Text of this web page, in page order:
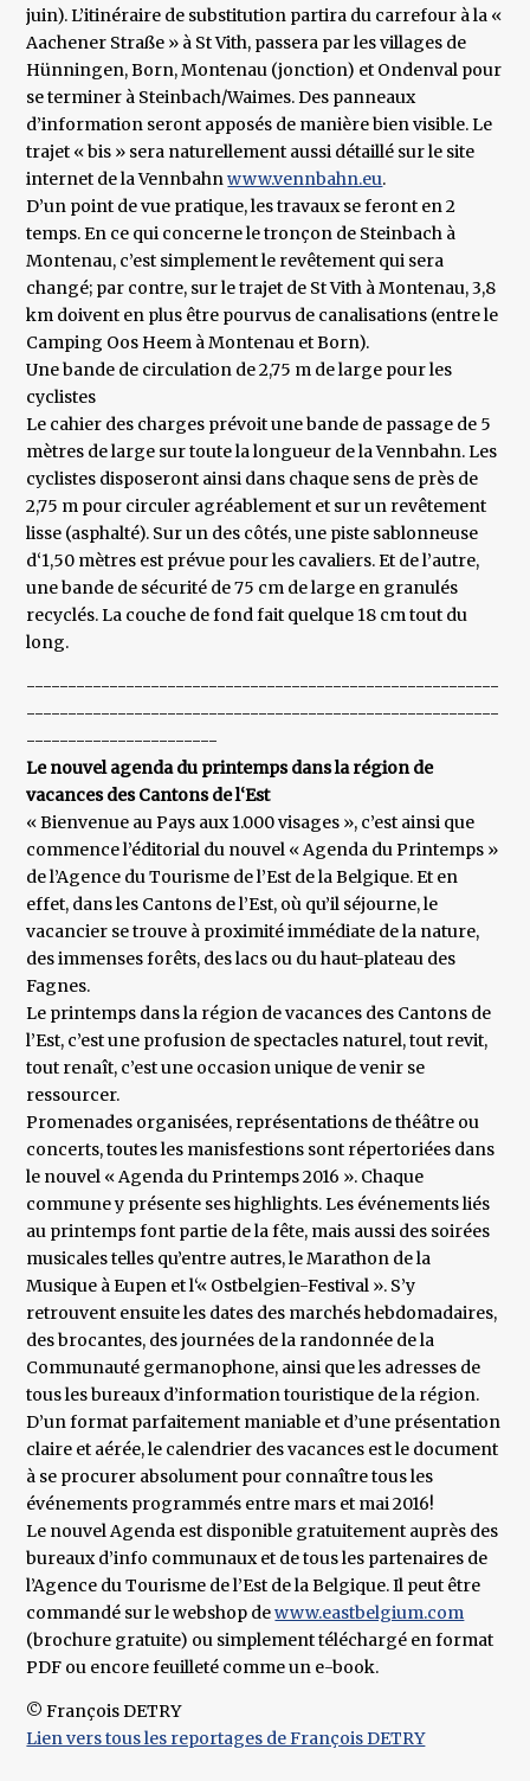
juin). L’itinéraire de substitution partira du carrefour à la «
Aachener Straße » à St Vith, passera par les villages de
Hünningen, Born, Montenau (jonction) et Ondenval pour
se terminer à Steinbach/Waimes. Des panneaux
d’information seront apposés de manière bien visible. Le
trajet « bis » sera naturellement aussi détaillé sur le site
internet de la Vennbahnwww.vennbahn.eu.
D’un point de vue pratique, les travaux se feront en 2
temps. En ce qui concerne le tronçon de Steinbach à
Montenau, c’est simplement le revêtement qui sera
changé; par contre, sur le trajet de St Vith à Montenau, 3,8
km doivent en plus être pourvus de canalisations (entre le
Camping Oos Heem à Montenau et Born).
Une bande de circulation de 2,75 m de large pour les
cyclistes
Le cahier des charges prévoit une bande de passage de 5
mètres de large sur toute la longueur de la Vennbahn. Les
cyclistes disposeront ainsi dans chaque sens de près de
2,75 m pour circuler agréablement et sur un revêtement
lisse (asphalté). Sur un des côtés, une piste sablonneuse
d‘1,50 mètres est prévue pour les cavaliers. Et de l’autre,
une bande de sécurité de 75 cm de large en granulés
recyclés. La couche de fond fait quelque 18 cm tout du
long.
---------------------------------------------------------
---------------------------------------------------------
-----------------------
Le nouvel agenda du printemps dans la région de
vacances des Cantons de l‘Est
« Bienvenue au Pays aux 1.000 visages », c’est ainsi que
commence l’éditorial du nouvel « Agenda du Printemps »
de l’Agence du Tourisme de l’Est de la Belgique. Et en
effet, dans les Cantons de l’Est, où qu’il séjourne, le
vacancier se trouve à proximité immédiate de la nature,
des immenses forêts, des lacs ou du haut-plateau des
Fagnes.
Le printemps dans la région de vacances des Cantons de
l’Est, c’est une profusion de spectacles naturel, tout revit,
tout renaît, c’est une occasion unique de venir se
ressourcer.
Promenades organisées, représentations de théâtre ou
concerts, toutes les manisfestions sont répertoriées dans
le nouvel « Agenda du Printemps 2016 ». Chaque
commune y présente ses highlights. Les événements liés
au printemps font partie de la fête, mais aussi des soirées
musicales telles qu’entre autres, le Marathon de la
Musique à Eupen et l‘« Ostbelgien-Festival ». S’y
retrouvent ensuite les dates des marchés hebdomadaires,
des brocantes, des journées de la randonnée de la
Communauté germanophone, ainsi que les adresses de
tous les bureaux d’information touristique de la région.
D’un format parfaitement maniable et d’une présentation
claire et aérée, le calendrier des vacances est le document
à se procurer absolument pour connaître tous les
événements programmés entre mars et mai 2016!
Le nouvel Agenda est disponible gratuitement auprès des
bureaux d’info communaux et de tous les partenaires de
l’Agence du Tourisme de l’Est de la Belgique. Il peut être
commandé sur le webshop dewww.eastbelgium.com
(brochure gratuite) ou simplement téléchargé en format
PDF ou encore feuilleté comme un e-book.
© François DETRY
Lien vers tous les reportages de François DETRY